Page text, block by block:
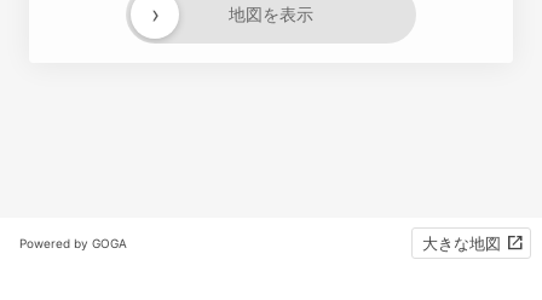
地図を表示
›
Powered by GOGA 大きな地図